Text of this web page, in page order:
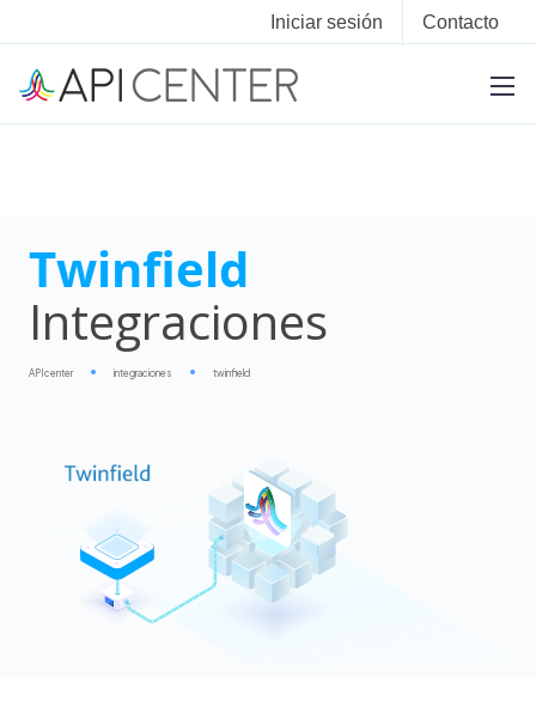
Iniciar sesión Contacto
Twinfield
Integraciones
APIcenter integraciones twinfield